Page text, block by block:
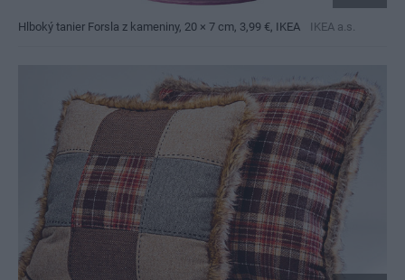
Hlboký tanier Forsla z kameniny, 20 × 7 cm, 3,99 €, IKEA IKEA a.s.